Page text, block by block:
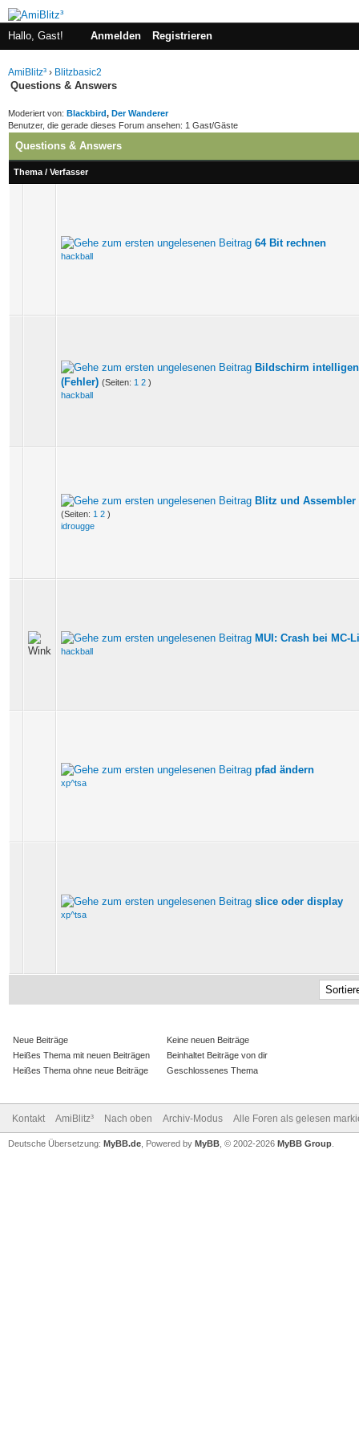
Hallo, Gast! Anmelden Registrieren
AmiBlitz³ › Blitzbasic2
Questions & Answers
Moderiert von: Blackbird, Der Wanderer
Benutzer, die gerade dieses Forum ansehen: 1 Gast/Gäste
Questions & Answers
Thema / Verfasser
64 Bit rechnen
hackball
Bildschirm
(Fehler) (Seiten: 1 2 )
hackball
Blitz und Assembler
(Seiten: 1 2 )
idrougge
MUI: Crash bei MC-
hackball
pfad ändern
xp^tsa
slice oder display
xp^tsa
Neue Beiträge
Heißes Thema mit neuen Beiträgen
Heißes Thema ohne neue Beiträge
Keine neuen Beiträge
Beinhaltet Beiträge von dir
Geschlossenes Thema
Kontakt AmiBlitz³ Nach oben Archiv-Modus Alle Foren als gelesen
Deutsche Übersetzung: MyBB.de , Powered by MyBB , © 2002-2026 MyBB Group